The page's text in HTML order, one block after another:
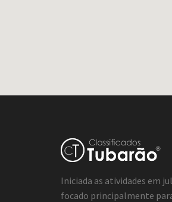
Iniciada as atividades em
focado principalmente